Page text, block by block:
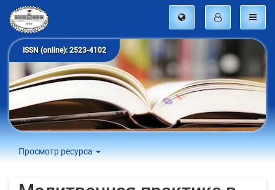
ISSN (online): 2523-4102
Просмотр ресурса